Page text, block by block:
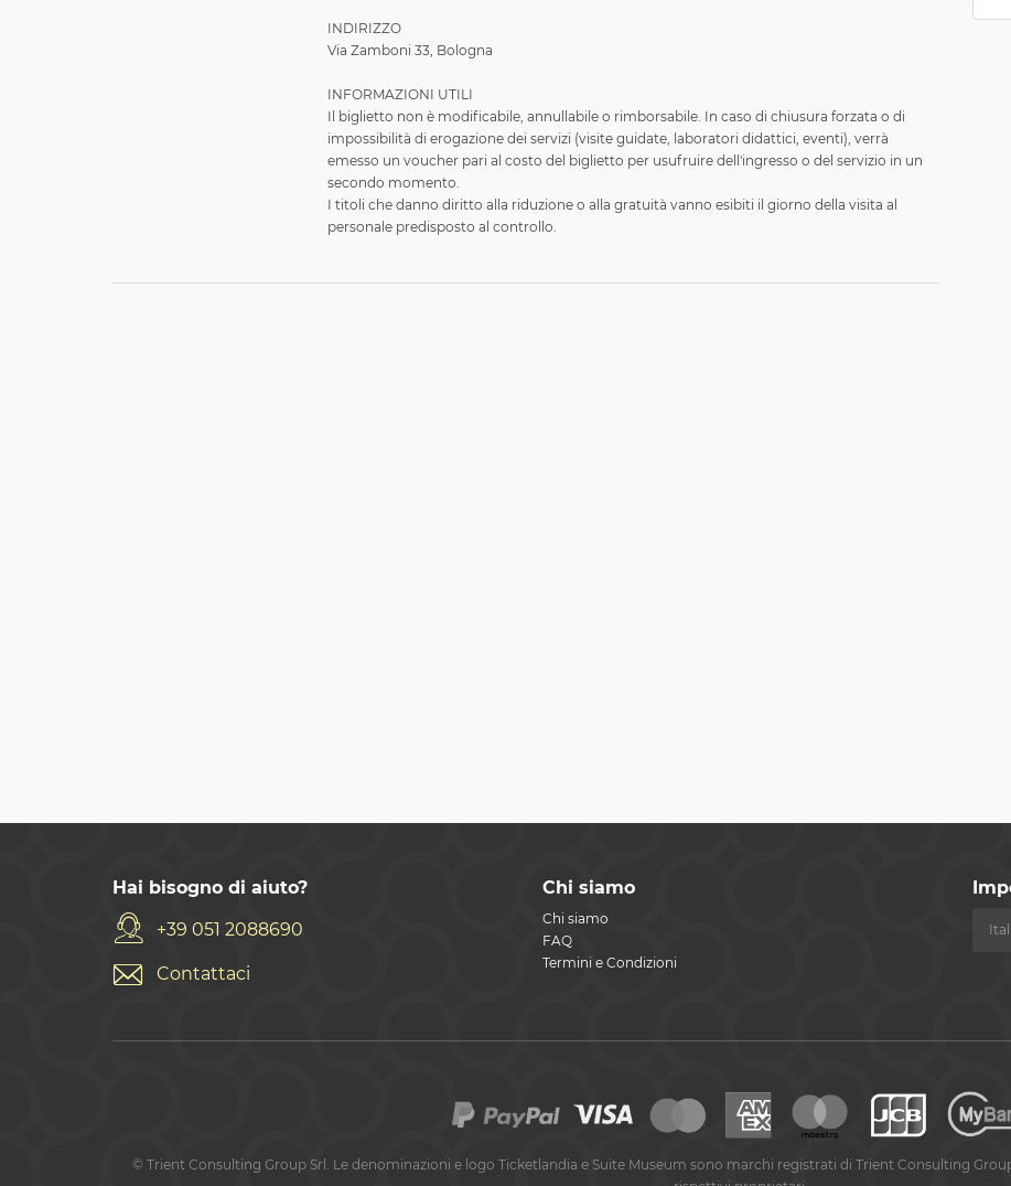
INDIRIZZO
Via Zamboni 33, Bologna
INFORMAZIONI UTILI
Il biglietto non è modificabile, annullabile o rimborsabile. In caso di chiusura forzata o di
impossibilità di erogazione dei servizi (visite guidate, laboratori didattici, eventi), verrà
emesso un voucher pari al costo del biglietto per usufruire dell'ingresso o del servizio in un
secondo momento.
I titoli che danno diritto alla riduzione o alla gratuità vanno esibiti il giorno della visita al
personale predisposto al controllo.
Hai bisogno di aiuto?
+39 051 2088690
Contattaci
Chi siamo
Chi siamo
FAQ
Termini e Condizioni
© Trient Consulting Group Srl. Le denominazioni e logo Ticketlandia e Suite Museum sono marchi registrati di Trient Consulting